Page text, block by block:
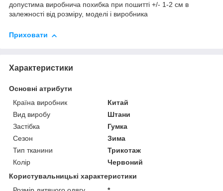
допустима виробнича похибка при пошитті +/- 1-2 см в
залежності від розміру, моделі і виробника
Приховати
Характеристики
Основні атрибути
Країна виробник
Китай
Вид виробу
Штани
Застібка
Гумка
Сезон
Зима
Тип тканини
Трикотаж
Колір
Червоний
Користувальницькі характеристики